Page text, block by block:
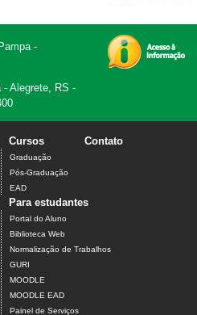
-
- Alegrete, RS -
Cursos
Graduação
Pós-Graduação
EAD
Contato
Para estudantes
Portal do Aluno
Biblioteca Web
Normalização de Trabalhos
GURI
MOODLE
MOODLE EAD
Painel de Serviços